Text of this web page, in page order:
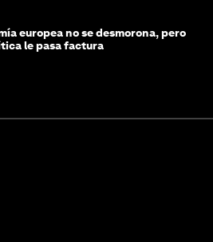
europea no se desmorona, pero
le pasa factura